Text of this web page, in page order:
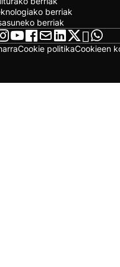
berriak
berriak
Cookie politikaCookieen